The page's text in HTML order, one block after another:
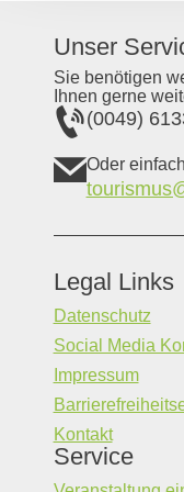
Unser
Sie benötigen
Ihnen gerne
(0049)
Oder
Legal Links
Datenschutz
Social Media
Impressum
Kontakt
Service